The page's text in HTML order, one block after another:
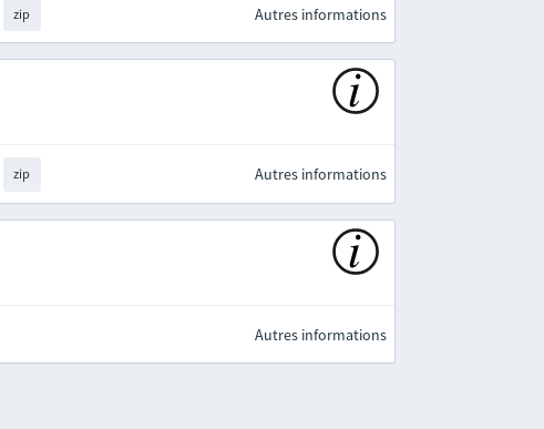
zip Autres informations
zip Autres informations
Autres informations